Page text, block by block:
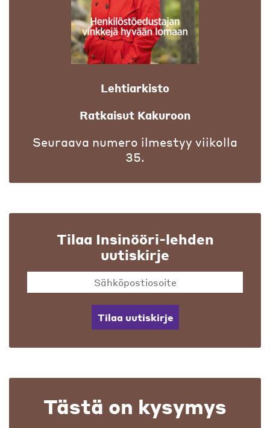
Lehtiarkisto
Ratkaisut Kakuroon
Seuraava numero ilmestyy viikolla
35.
Tilaa Insinööri-lehden
uutiskirje
Tilaa uutiskirje
Tästä on kysymys